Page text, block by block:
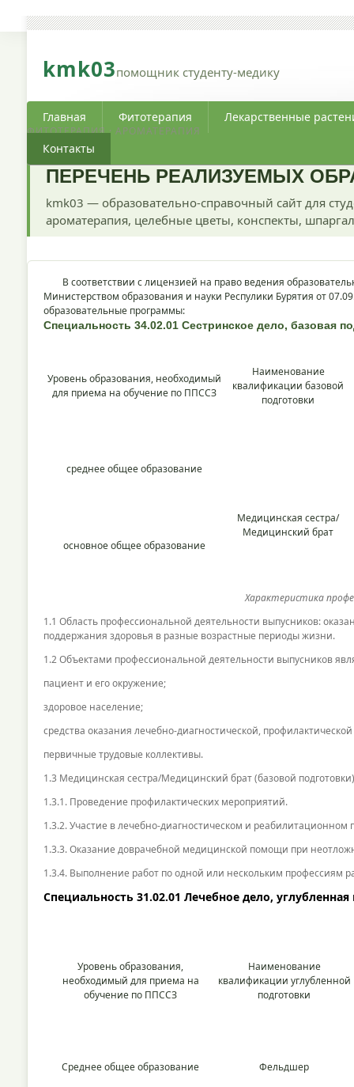
kmk03помощник студенту-медику
ФИТОТЕРАПИЯ · АРОМАТЕРАПИЯ
Главная Фитотерапия Лекарственные
Контакты
ПЕРЕЧЕНЬ РЕАЛИЗУЕМЫХ
kmk03 — образовательно-справочный сайт для
ароматерапия, целебные цветы, конспекты,
В соответствии с лицензией на право ведения
Министерством образования и науки Респулики Бурятия от
образовательные программы:
Специальность 34.02.01 Сестринское дело, базовая
Уровень образования, необходимый
для приема на обучение по ППССЗ
Наименование
квалификации базовой
подготовки
среднее общее образование
Медицинская сестра/
Медицинский брат
основное общее образование
Характеристика
1.1 Область профессиональной деятельности выпусников:
поддержания здоровья в разные возрастные периоды жизни.
1.2 Объектами профессиональной деятельности выпусников
пациент и его окружение;
здоровое население;
средства оказания лечебно-диагностической,
первичные трудовые коллективы.
1.3 Медицинская сестра/Медицинский брат (базовой
1.3.1. Проведение профилактических мероприятий.
1.3.2. Участие в лечебно-диагностическом и реабилитационном
1.3.3. Оказание доврачебной медицинской помощи при
1.3.4. Выполнение работ по одной или нескольким профессиям
Специальность 31.02.01 Лечебное дело,
Уровень образования,
необходимый для приема на
обучение по ППССЗ
Наименование
квалификации углубленной
подготовки
Среднее общее образование Фельдшер